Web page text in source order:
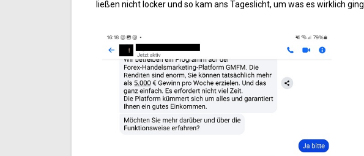
ließen nicht locker und so kam ans Tageslicht, um was es wirklich ging.